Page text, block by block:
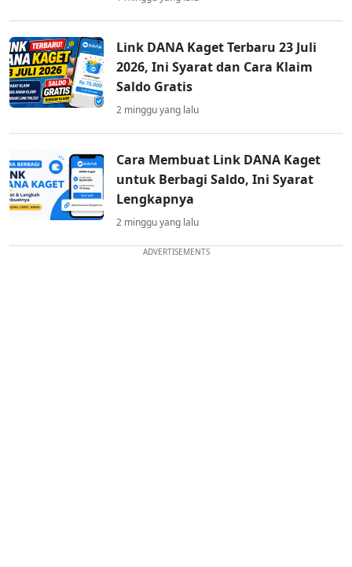
Link DANA Kaget Terbaru 23 Juli
2026, Ini Syarat dan Cara Klaim
Saldo Gratis
2 minggu yang lalu
Cara Membuat Link DANA Kaget
untuk Berbagi Saldo, Ini Syarat
Lengkapnya
2 minggu yang lalu
ADVERTISEMENTS